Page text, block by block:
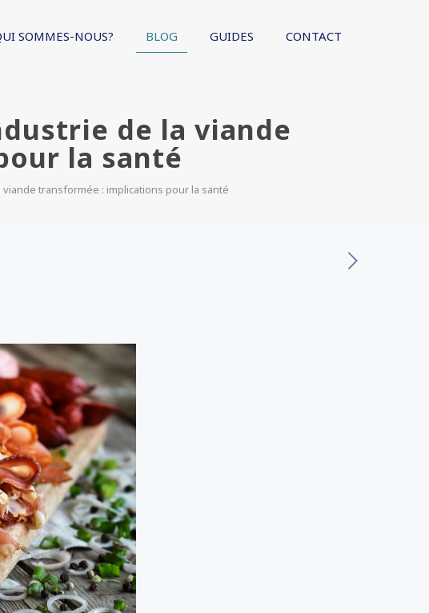
SOMMES-NOUS? BLOG GUIDES CONTACT
de la viande
la santé
transformée : implications pour la santé